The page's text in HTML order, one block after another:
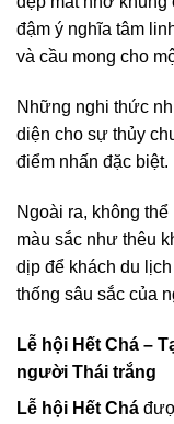
đậm ý nghĩa tâm
và cầu mong cho
Những nghi thức
diện cho sự thủy
điểm nhấn đặc biệt.
Ngoài ra, không
màu sắc như thêu
dịp để khách du
thống sâu sắc của
Lễ hội Hết Chá –
người Thái trắng
Lễ hội Hết Chá